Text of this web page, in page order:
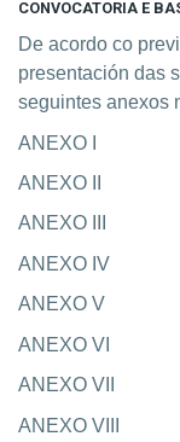
CONVOCATORIA E
De acordo co
presentación das
seguintes anexos
ANEXO I
ANEXO II
ANEXO III
ANEXO IV
ANEXO V
ANEXO VI
ANEXO VII
ANEXO VIII